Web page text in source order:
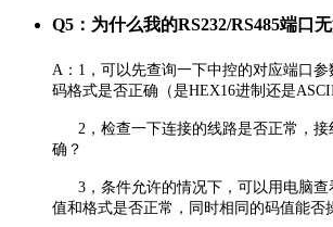
Q5：为什么我的RS232/RS485端口
A：1，可以先查询一下中控的对应端口
码格式是否正确（是HEX16进制还是ASCII
2，检查一下连接的线路是否正常，接
确？
3，条件允许的情况下，可以用电脑查
值和格式是否正常，同时相同的码值能否